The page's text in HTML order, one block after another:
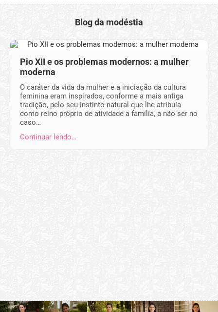
Blog da modéstia
Pio XII e os problemas modernos: a mulher
moderna
O caráter da vida da mulher e a iniciação da cultura
feminina eram inspirados, conforme a mais antiga
tradição, pelo seu instinto natural que lhe atribuía
como reino próprio de atividade a família, a não ser no
caso…
Continuar lendo…